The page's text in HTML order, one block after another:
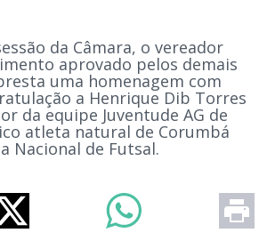
da Câmara, o vereador
aprovado pelos demais
uma homenagem com
a Henrique Dib Torres
da equipe Juventude AG de
atleta natural de Corumbá
Nacional de Futsal.